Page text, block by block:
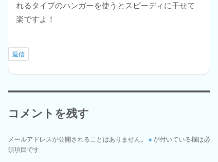
れるタイプのハンガーを使うとスピーディに干せて
楽ですよ！
返信
コメントを残す
メールアドレスが公開されることはありません。 ※ が付いている欄は必
須項目です